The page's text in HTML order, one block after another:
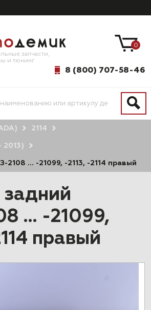
запчасти,
и тюнинг
8 (800) 707-58-46
0
2114
2013)
2108 … -21099, -2113, -2114 правый
… -21099,
правый